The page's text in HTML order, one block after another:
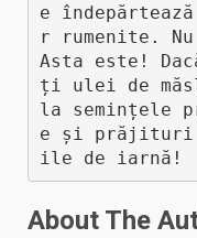
e
r rumenite.
Asta este!
ți ulei de
la semințele
e și prăjituri
ile de iarnă!
About The